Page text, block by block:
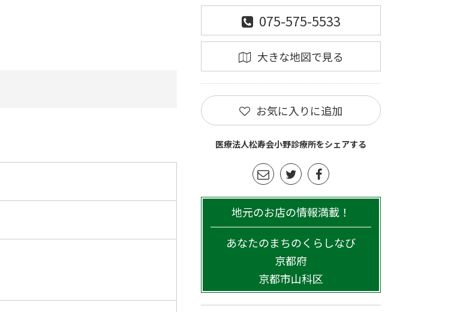
075-575-5533
大きな地図で見る
お気に入りに追加
医療法人松寿会小野診療所をシェアする
地元のお店の情報満載！
あなたのまちのくらしなび
京都府
京都市山科区